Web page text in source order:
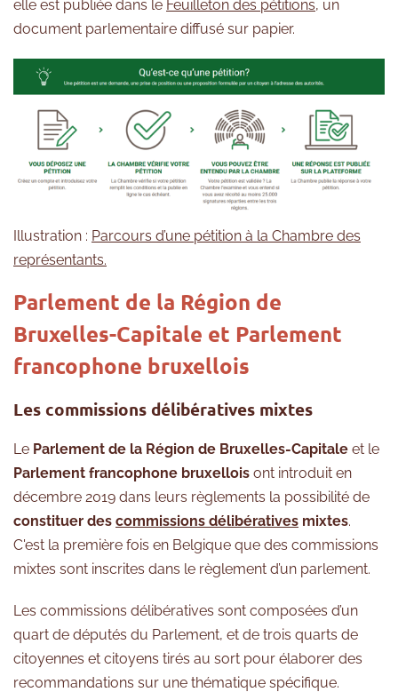
elle est publiée dans le Feuilleton des pétitions, un
document parlementaire diffusé sur papier.
Illustration : Parcours d’une pétition à la Chambre des
représentants.
Parlement de la Région de
Bruxelles-Capitale et Parlement
francophone bruxellois
Les commissions délibératives mixtes
Le Parlement de la Région de Bruxelles-Capitale et le
Parlement francophone bruxellois ont introduit en
décembre 2019 dans leurs règlements la possibilité de
constituer des commissions délibératives mixtes.
C'est la première fois en Belgique que des commissions
mixtes sont inscrites dans le règlement d’un parlement.
Les commissions délibératives sont composées d’un
quart de députés du Parlement, et de trois quarts de
citoyennes et citoyens tirés au sort pour élaborer des
recommandations sur une thématique spécifique.